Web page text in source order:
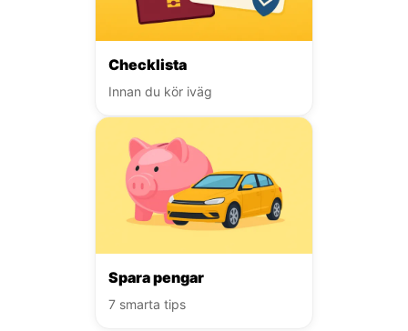
Checklista
Innan du kör iväg
Spara pengar
7 smarta tips